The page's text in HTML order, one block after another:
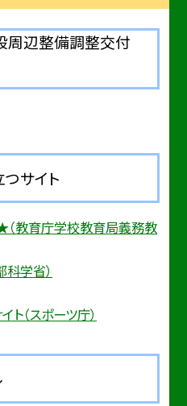
周辺整備調整交付
サイト
教育庁学校教育局義務教
学省）
（スポーツ庁）